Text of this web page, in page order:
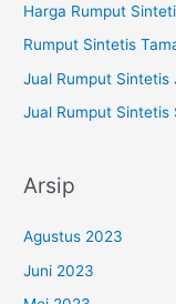
u
k
:
Harga Rumput
Rumput Sintetis
Jual Rumput Sintetis
Jual Rumput Sintetis
Arsip
Agustus 2023
Juni 2023